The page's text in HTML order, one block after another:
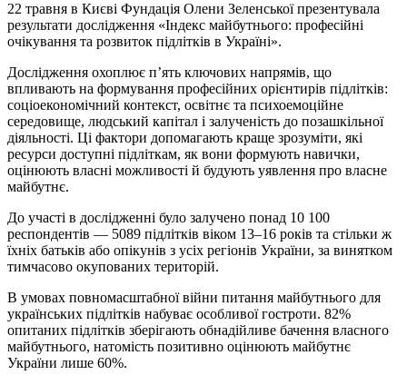
22 травня в Києві Фундація Олени Зеленської презентувала
результати дослідження «Індекс майбутнього: професійні
очікування та розвиток підлітків в Україні».
Дослідження охоплює п’ять ключових напрямів, що
впливають на формування професійних орієнтирів підлітків:
соціоекономічний контекст, освітнє та психоемоційне
середовище, людський капітал і залученість до позашкільної
діяльності. Ці фактори допомагають краще зрозуміти, які
ресурси доступні підліткам, як вони формують навички,
оцінюють власні можливості й будують уявлення про власне
майбутнє.
До участі в дослідженні було залучено понад 10 100
респондентів — 5089 підлітків віком 13–16 років та стільки ж
їхніх батьків або опікунів з усіх регіонів України, за винятком
тимчасово окупованих територій.
В умовах повномасштабної війни питання майбутнього для
українських підлітків набуває особливої гостроти. 82%
опитаних підлітків зберігають обнадійливе бачення власного
майбутнього, натомість позитивно оцінюють майбутнє
України лише 60%.